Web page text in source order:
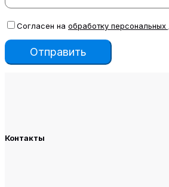
Согласен на обработку персональных
Контакты